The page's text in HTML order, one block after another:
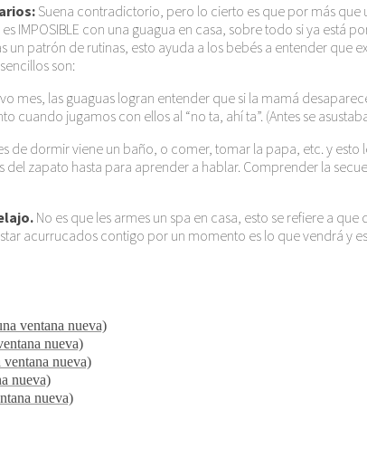
Suena contradictorio, pero lo cierto es que por más
IMPOSIBLE con una guagua en casa, sobre todo si ya
un patrón de rutinas, esto ayuda a los bebés a entender que
son:
mes, las guaguas logran entender que si la mamá
jugamos con ellos al “no ta, ahí ta”. (Antes se
de dormir viene un baño, o comer, tomar la papa, etc. y
zapato hasta para aprender a hablar. Comprender la
No es que les armes un spa en casa, esto se refiere a
acurrucados contigo por un momento es lo que vendrá y
ventana nueva)
nueva)
nueva)
nueva)
nueva)